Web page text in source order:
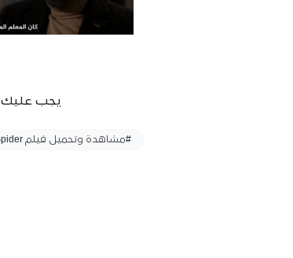
يجب عليك
#مشاهدة وتحميل فيلم Along Came a Spider